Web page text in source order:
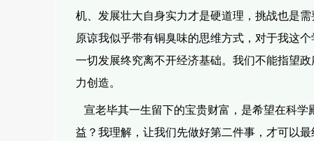
机、发展壮大自身实力才是硬道理，挑战也是
原谅我似乎带有铜臭味的思维方式，对于我这个
一切发展终究离不开经济基础。我们不能指望
力创造。
宣老毕其一生留下的宝贵财富，是希望在科
益？我理解，让我们先做好第二件事，才可以